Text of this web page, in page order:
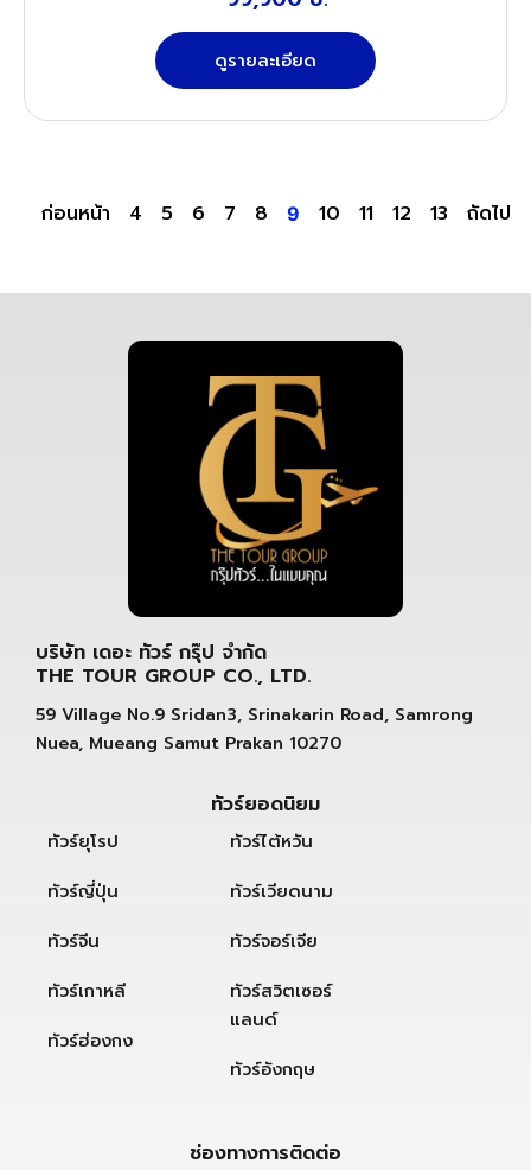
ดูรายละเอียด
ก่อนหน้า 4 5 6 7 8 9 10 11 12 13 ถัดไป
บริษัท เดอะ ทัวร์ กรุ๊ป จำกัด
THE TOUR GROUP CO., LTD.
59 Village No.9 Sridan3, Srinakarin Road, Samrong
Nuea, Mueang Samut Prakan 10270
ทัวร์ยอดนิยม
ทัวร์ยุโรป
ทัวร์ญี่ปุ่น
ทัวร์จีน
ทัวร์เกาหลี
ทัวร์ฮ่องกง
ทัวร์ไต้หวัน
ทัวร์เวียดนาม
ทัวร์จอร์เจีย
ทัวร์สวิตเซอร์
แลนด์
ทัวร์อังกฤษ
ช่องทางการติดต่อ